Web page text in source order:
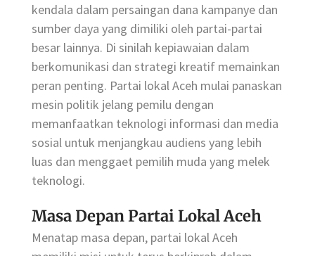
kendala dalam persaingan dana kampanye dan
sumber daya yang dimiliki oleh partai-partai
besar lainnya. Di sinilah kepiawaian dalam
berkomunikasi dan strategi kreatif memainkan
peran penting. Partai lokal Aceh mulai panaskan
mesin politik jelang pemilu dengan
memanfaatkan teknologi informasi dan media
sosial untuk menjangkau audiens yang lebih
luas dan menggaet pemilih muda yang melek
teknologi.
Masa Depan Partai Lokal Aceh
Menatap masa depan, partai lokal Aceh